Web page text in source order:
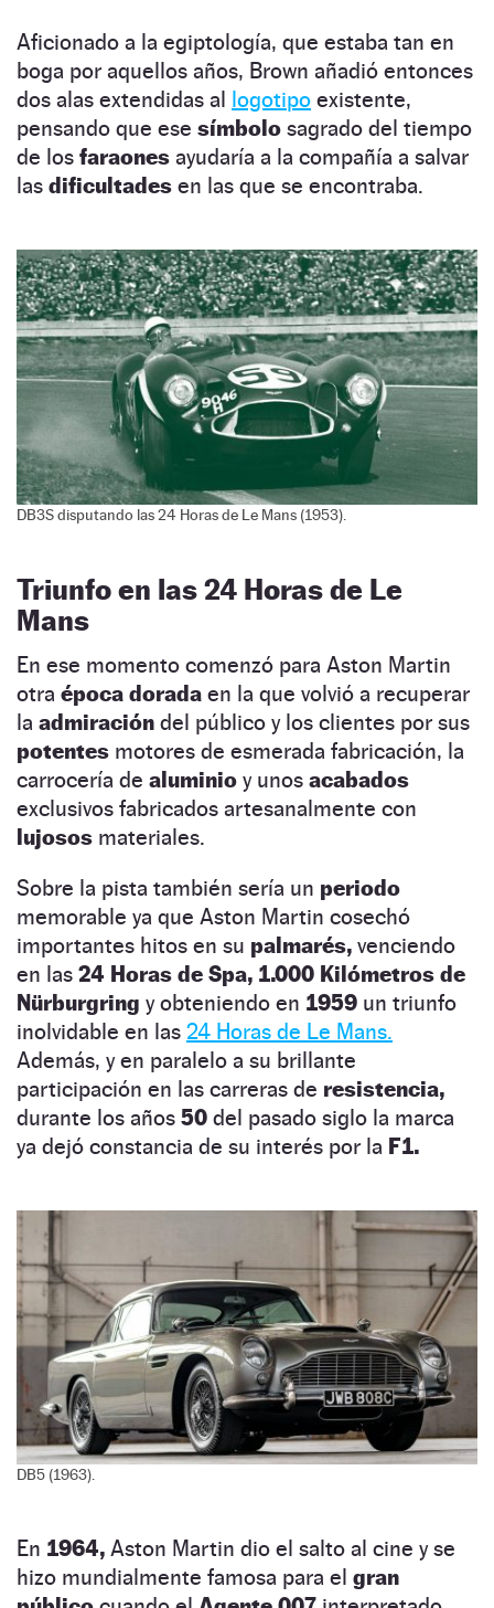
Aficionado a la egiptología, que estaba tan en
boga por aquellos años, Brown añadió entonces
dos alas extendidas al
logotipo existente,
pensando que ese símbolo sagrado del tiempo
de los faraones ayudaría a la compañía a salvar
las dificultades en las que se encontraba.
DB3S disputando las 24 Horas de Le Mans (1953).
Triunfo en las 24 Horas de Le
Mans
En ese momento comenzó para Aston Martin
otra época dorada en la que volvió a recuperar
la admiración del público y los clientes por sus
potentes motores de esmerada fabricación, la
carrocería de aluminio y unos acabados
exclusivos fabricados artesanalmente con
lujosos materiales.
Sobre la pista también sería un periodo
memorable ya que Aston Martin cosechó
importantes hitos en su palmarés, venciendo
en las 24 Horas de Spa, 1.000 Kilómetros de
Nürburgring y obteniendo en 1959 un triunfo
inolvidable en las 24 Horas de Le Mans.
Además, y en paralelo a su brillante
participación en las carreras de resistencia,
durante los años 50 del pasado siglo la marca
ya dejó constancia de su interés por la F1.
DB5 (1963).
En 1964, Aston Martin dio el salto al cine y se
hizo mundialmente famosa para el gran